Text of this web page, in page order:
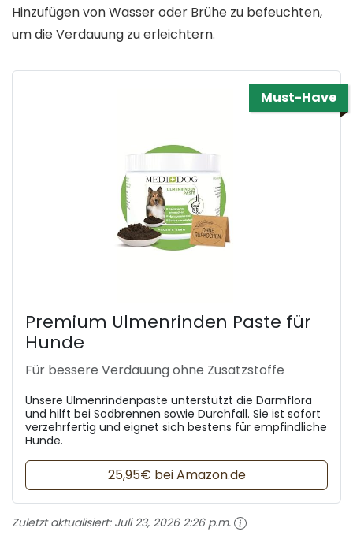
Hinzufügen von Wasser oder Brühe zu befeuchten,
um die Verdauung zu erleichtern.
Must-Have
Premium Ulmenrinden Paste für
Hunde
Für bessere Verdauung ohne Zusatzstoffe
Unsere Ulmenrindenpaste unterstützt die Darmflora
und hilft bei Sodbrennen sowie Durchfall. Sie ist sofort
verzehrfertig und eignet sich bestens für empfindliche
Hunde.
25,95€ bei Amazon.de
Zuletzt aktualisiert: Juli 23, 2026 2:26 p.m.